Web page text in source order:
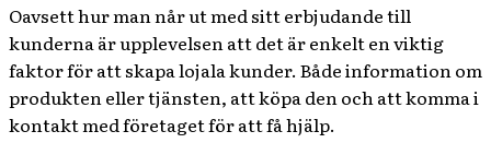
Oavsett hur man når ut med sitt erbjudande till
kunderna är upplevelsen att det är enkelt en viktig
faktor för att skapa lojala kunder. Både information om
produkten eller tjänsten, att köpa den och att komma i
kontakt med företaget för att få hjälp.